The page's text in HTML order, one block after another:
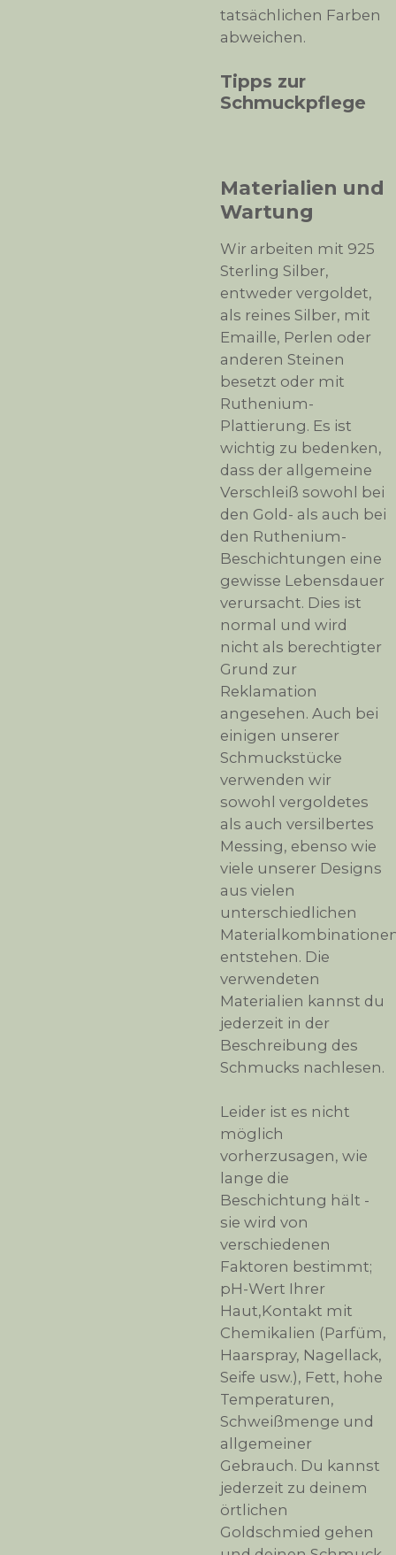
tatsächlichen Farben
abweichen.
Tipps zur
Schmuckpflege
Materialien und
Wartung
Wir arbeiten mit 925
Sterling Silber,
entweder vergoldet,
als reines Silber, mit
Emaille, Perlen oder
anderen Steinen
besetzt oder mit
Ruthenium-
Plattierung. Es ist
wichtig zu bedenken,
dass der allgemeine
Verschleiß sowohl bei
den Gold- als auch bei
den Ruthenium-
Beschichtungen eine
gewisse Lebensdauer
verursacht. Dies ist
normal und wird
nicht als berechtigter
Grund zur
Reklamation
angesehen. Auch bei
einigen unserer
Schmuckstücke
verwenden wir
sowohl vergoldetes
als auch versilbertes
Messing, ebenso wie
viele unserer Designs
aus vielen
unterschiedlichen
entstehen. Die
verwendeten
Materialien kannst du
jederzeit in der
Beschreibung des
Schmucks nachlesen.
Leider ist es nicht
möglich
vorherzusagen, wie
lange die
Beschichtung hält -
sie wird von
verschiedenen
Faktoren bestimmt;
pH-Wert Ihrer
Haut,Kontakt mit
Chemikalien (Parfüm,
Haarspray, Nagellack,
Seife usw.), Fett, hohe
Temperaturen,
Schweißmenge und
allgemeiner
Gebrauch. Du kannst
jederzeit zu deinem
örtlichen
Goldschmied gehen